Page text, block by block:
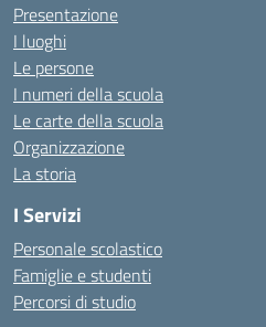
Presentazione
I luoghi
Le persone
I numeri della scuola
Le carte della scuola
Organizzazione
La storia
I Servizi
Personale scolastico
Famiglie e studenti
Percorsi di studio